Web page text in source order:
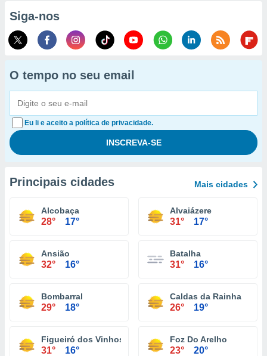
Siga-nos
O tempo no seu email
Eu li e aceito a política de privacidade.
Principais cidades Mais cidades
Alcobaça
28° 17°
Alvaiázere
31° 17°
Ansião
32° 16°
Batalha
31° 16°
Bombarral
29° 18°
Caldas da Rainha
26° 19°
Figueiró dos Vinhos
31° 16°
Foz Do Arelho
23° 20°